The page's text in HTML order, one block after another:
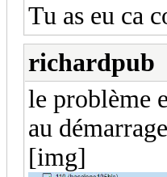
Tu as eu ca
richardpub
le problème
au
[img]